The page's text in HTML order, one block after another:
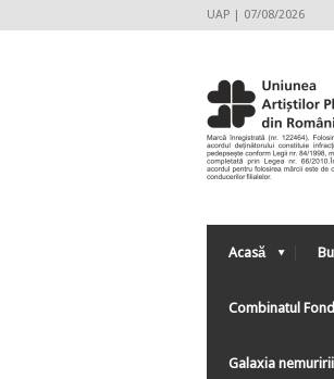
UAP | 07/08/2026
Acasă
Combinatul
Galaxia nemuririi